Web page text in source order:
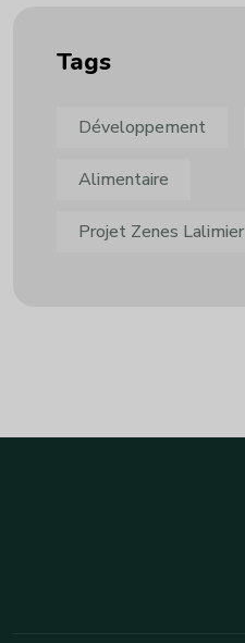
Tags
Développement
Alimentaire
Projet Zenes Lalimier